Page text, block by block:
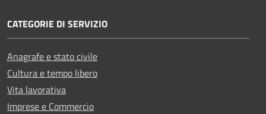
CATEGORIE DI SERVIZIO
Anagrafe e stato civile
Cultura e tempo libero
Vita lavorativa
Imprese e Commercio